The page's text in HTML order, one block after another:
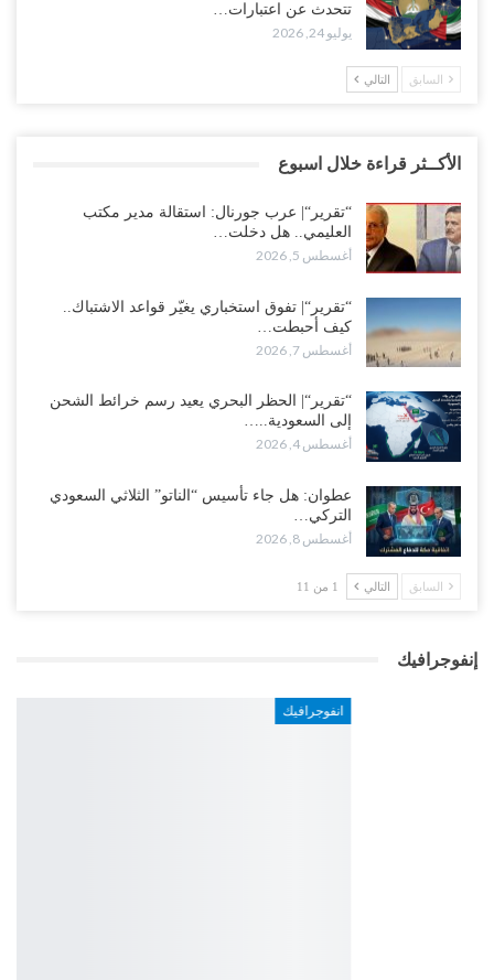
تتحدث عن اعتبارات…
يوليو 24, 2026
السابق التالي
الأكــثر قراءة خلال اسبوع
“تقرير“| عرب جورنال: استقالة مدير مكتب
العليمي.. هل دخلت…
أغسطس 5, 2026
“تقرير“| تفوق استخباري يغيّر قواعد الاشتباك..
كيف أحبطت…
أغسطس 7, 2026
“تقرير“| الحظر البحري يعيد رسم خرائط الشحن
إلى السعودية..…
أغسطس 4, 2026
عطوان: هل جاء تأسيس “الناتو” الثلاثي السعودي
التركي…
أغسطس 8, 2026
السابق التالي 1 من 11
إنفوجرافيك